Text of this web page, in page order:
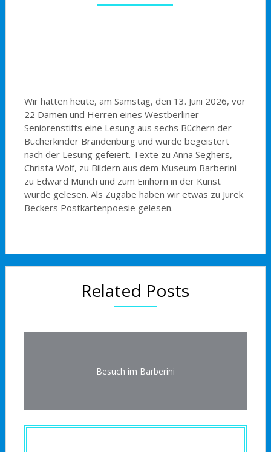
Wir hatten heute, am Samstag, den 13. Juni 2026, vor
22 Damen und Herren eines Westberliner
Seniorenstifts eine Lesung aus sechs Büchern der
Bücherkinder Brandenburg und wurde begeistert
nach der Lesung gefeiert. Texte zu Anna Seghers,
Christa Wolf, zu Bildern aus dem Museum Barberini
zu Edward Munch und zum Einhorn in der Kunst
wurde gelesen. Als Zugabe haben wir etwas zu Jurek
Beckers Postkartenpoesie gelesen.
Related Posts
Besuch im Barberini